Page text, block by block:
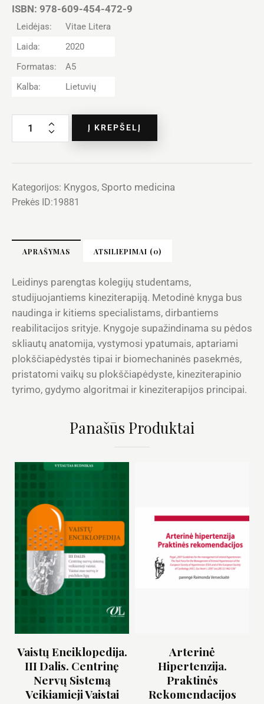
ISBN: 978-609-454-472-9
Leidėjas:
Vitae Litera
Laida:
2020
Formatas:
A5
Kalba:
Lietuvių
Į KREPŠELĮ
Kategorijos: Knygos, Sporto medicina
Prekės ID:19881
APRAŠYMAS ATSILIEPIMAI (0)
Leidinys parengtas kolegijų studentams,
studijuojantiems kineziterapiją. Metodinė knyga bus
naudinga ir kitiems specialistams, dirbantiems
reabilitacijos srityje. Knygoje supažindinama su pėdos
skliautų anatomija, vystymosi ypatumais, aptariami
plokščiapėdystės tipai ir biomechaninės pasekmės,
pristatomi vaikų su plokščiapėdyste, kineziterapinio
tyrimo, gydymo algoritmai ir kineziterapijos principai.
Panašūs Produktai
Vaistų Enciklopedija.
III Dalis. Centrinę
Nervų Sistemą
Veikiamieji Vaistai
Arterinė
Hipertenzija.
Praktinės
Rekomendacijos